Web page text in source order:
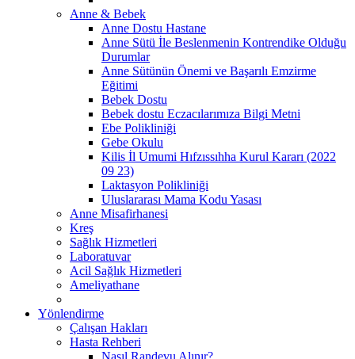
Anne & Bebek
Anne Dostu Hastane
Anne Sütü İle Beslenmenin Kontrendike Olduğu
Durumlar
Anne Sütünün Önemi ve Başarılı Emzirme
Eğitimi
Bebek Dostu
Bebek dostu Eczacılarımıza Bilgi Metni
Ebe Polikliniği
Gebe Okulu
Kilis İl Umumi Hıfzıssıhha Kurul Kararı (2022
09 23)
Laktasyon Polikliniği
Uluslararası Mama Kodu Yasası
Anne Misafirhanesi
Kreş
Sağlık Hizmetleri
Laboratuvar
Acil Sağlık Hizmetleri
Ameliyathane
Yönlendirme
Çalışan Hakları
Hasta Rehberi
Nasıl Randevu Alınır?